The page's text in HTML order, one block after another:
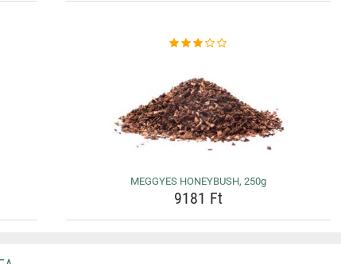
MEGGYES HONEYBUSH, 250g
9181 Ft